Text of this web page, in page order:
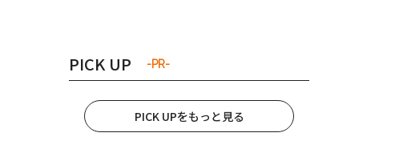
PICK UP -PR-
PICK UPをもっと見る